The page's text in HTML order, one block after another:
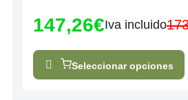
147,26€Iva incluido
Seleccionar opciones